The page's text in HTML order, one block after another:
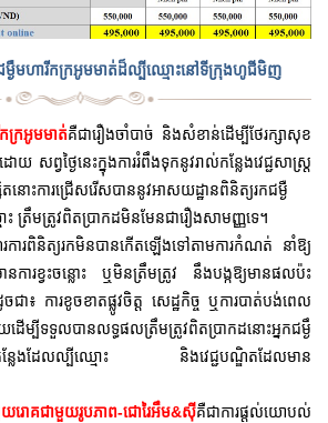
ម្ងឺមហារីកក្រអូមមាត់ដ៏ល្បីឈ្មោះនៅទីក្រុងហូជីមិញ
កក្រអូមមាត់គឺជារឿងចាំបាច់ និងសំខាន់ដើម្បីថែរក្សាសុខ
ព្វថ្ងៃនេះក្នុងការរំពឹងទុកនូវរាល់កន្លែងវេជ្ជសាស្រ្ត
ោះការជ្រើសរើសបាននូវអាសយដ្ឋានពិនិត្យរកជម្ងឺ
ត្រឹមត្រូវពិតប្រាកដមិនមែនជារឿងសាមញ្ញទេ។
ារពិនិត្យរកមិនបានកើតឡើងទៅតាមការកំណត់ នាំឱ្យ
ានការខ្វះចន្លោះ ឬមិនត្រឹមត្រូវ នឹងបង្កឱ្យមានផលប៉ះ
ជា៖ ការខូចខាតផ្លូវចិត្ត សេដ្ឋកិច្ច ឬការបាត់បង់ពេល
ម្បីទទួលបានលទ្ធផលត្រឹមត្រូវពិតប្រាកដនោះអ្នកជម្ងឹ
កន្លែងដែលល្បីឈ្មោះ និងវេជ្ជបណ្ឌិតដែលមាន
ច្ឆ័យរោគជាមួយរូបភាព-ជោរៃអឹម&ស៊ីគឺជាការផ្តល់យោបល់